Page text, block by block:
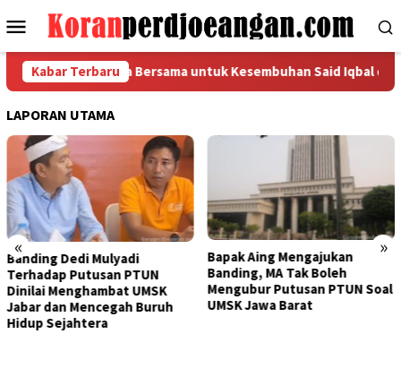
ke
Menu
Mobile
Kabar Terbaru
FSPMI Gelar Doa Bersama untuk Kesembuhan Said Iqbal dan
LAPORAN UTAMA
« »
Bapak Aing Mengajukan
Banding, MA Tak Boleh
Mengubur Putusan PTUN Soal
UMSK Jawa Barat
Sengketa UMSK
Tak Berkesudahan,
Mulyadi Terancam
Pemberhentian